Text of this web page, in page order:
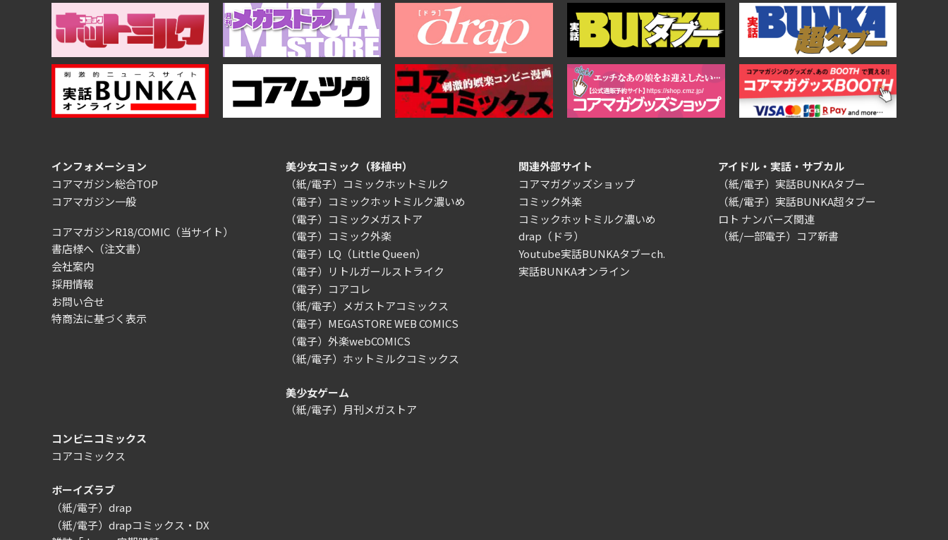
インフォメーション
コアマガジン総合TOP
コアマガジン一般
コアマガジンR18/COMIC（当サイト）
書店様へ（注文書）
会社案内
採用情報
お問い合せ
特商法に基づく表示
美少女コミック（移植中）
（紙/電子）コミックホットミルク
（電子）コミックホットミルク濃いめ
（電子）コミックメガストア
（電子）コミック外楽
（電子）LQ（Little Queen）
（電子）リトルガールストライク
（電子）コアコレ
（紙/電子）メガストアコミックス
（電子）MEGASTORE WEB COMICS
（電子）外楽webCOMICS
（紙/電子）ホットミルクコミックス
美少女ゲーム
（紙/電子）月刊メガストア
関連外部サイト
コアマガグッズショップ
コミック外楽
コミックホットミルク濃いめ
drap（ドラ）
Youtube実話BUNKAタブーch.
実話BUNKAオンライン
アイドル・実話・サブカル
（紙/電子）実話BUNKAタブー
（紙/電子）実話BUNKA超タブー
ロト ナンバーズ関連
（紙/一部電子）コア新書
コンビニコミックス
コアコミックス
ボーイズラブ
（紙/電子）drap
（紙/電子）drapコミックス・DX